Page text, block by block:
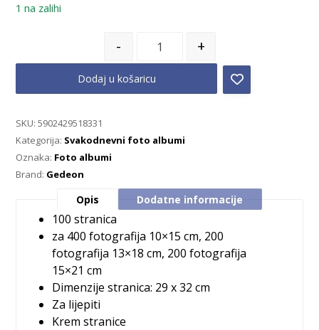
1 na zalihi
- +
Dodaj u košaricu
SKU:5902429518331
Kategorija: Svakodnevni foto albumi
Oznaka: Foto albumi
Brand: Gedeon
Opis Dodatne informacije
100 stranica
za 400 fotografija 10×15 cm, 200
fotografija 13×18 cm, 200 fotografija
15×21 cm
Dimenzije stranica: 29 x 32 cm
Za lijepiti
Krem stranice